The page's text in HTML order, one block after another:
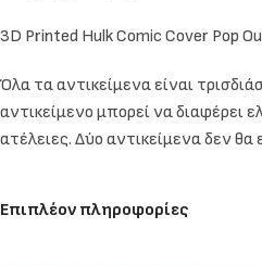
3D Printed Hulk Comic Cover Pop
Όλα τα αντικείμενα είναι
αντικείμενο μπορεί να διαφέρει
ατέλειες. Δύο αντικείμενα δεν θα
Επιπλέον πληροφορίες